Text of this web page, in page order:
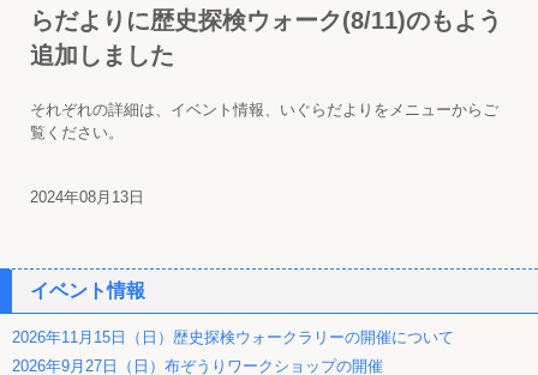
らだよりに歴史探検ウォーク(8/11)のもよう
追加しました
それぞれの詳細は、イベント情報、いぐらだよりをメニューからご
覧ください。
2024年08月13日
イベント情報
2026年11月15日（日）歴史探検ウォークラリーの開催について
2026年9月27日（日）布ぞうりワークショップの開催